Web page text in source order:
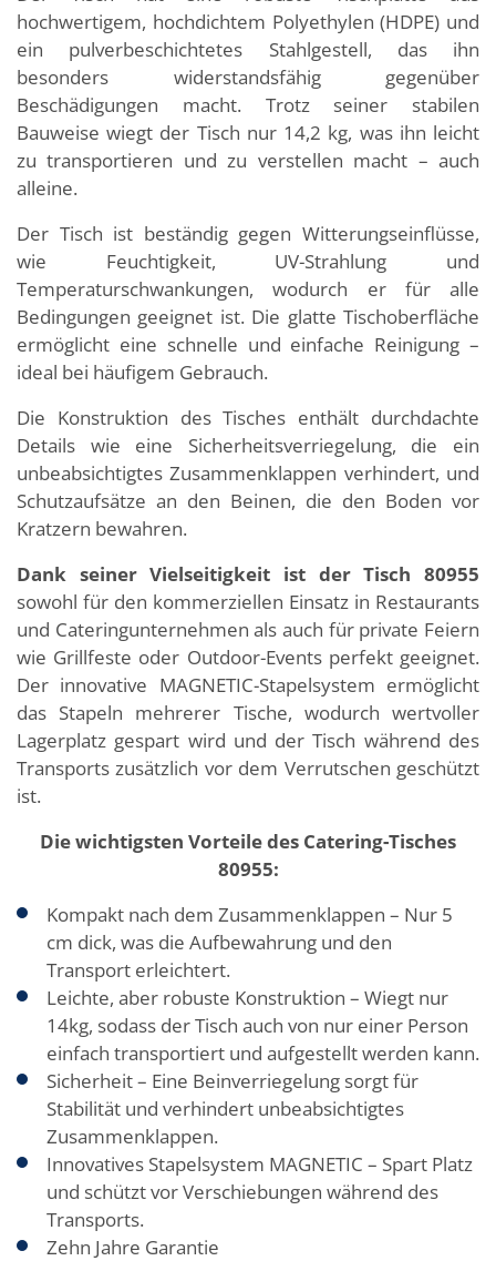
hochwertigem, hochdichtem Polyethylen (HDPE) und
ein pulverbeschichtetes Stahlgestell, das ihn
besonders widerstandsfähig gegenüber
Beschädigungen macht. Trotz seiner stabilen
Bauweise wiegt der Tisch nur 14,2 kg, was ihn leicht
zu transportieren und zu verstellen macht – auch
alleine.
Der Tisch ist beständig gegen Witterungseinflüsse,
wie Feuchtigkeit, UV-Strahlung und
Temperaturschwankungen, wodurch er für alle
Bedingungen geeignet ist. Die glatte Tischoberfläche
ermöglicht eine schnelle und einfache Reinigung –
ideal bei häufigem Gebrauch.
Die Konstruktion des Tisches enthält durchdachte
Details wie eine Sicherheitsverriegelung, die ein
unbeabsichtigtes Zusammenklappen verhindert, und
Schutzaufsätze an den Beinen, die den Boden vor
Kratzern bewahren.
Dank seiner Vielseitigkeit ist der Tisch 80955
sowohl für den kommerziellen Einsatz in Restaurants
und Cateringunternehmen als auch für private Feiern
wie Grillfeste oder Outdoor-Events perfekt geeignet.
Der innovative MAGNETIC-Stapelsystem ermöglicht
das Stapeln mehrerer Tische, wodurch wertvoller
Lagerplatz gespart wird und der Tisch während des
Transports zusätzlich vor dem Verrutschen geschützt
ist.
Die wichtigsten Vorteile des Catering-Tisches
80955:
Kompakt nach dem Zusammenklappen – Nur 5
cm dick, was die Aufbewahrung und den
Transport erleichtert.
Leichte, aber robuste Konstruktion – Wiegt nur
14kg, sodass der Tisch auch von nur einer Person
einfach transportiert und aufgestellt werden kann.
Sicherheit – Eine Beinverriegelung sorgt für
Stabilität und verhindert unbeabsichtigtes
Zusammenklappen.
Innovatives Stapelsystem MAGNETIC – Spart Platz
und schützt vor Verschiebungen während des
Transports.
Zehn Jahre Garantie